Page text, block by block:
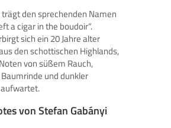
trägt den sprechenden Namen
a cigar in the boudoir“.
sich ein 20 Jahre alter
den schottischen Highlands,
von süßem Rauch,
und dunkler
von Stefan Gabányi